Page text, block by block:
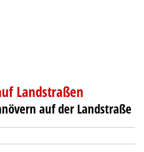
Landstraßen
auf der Landstraße